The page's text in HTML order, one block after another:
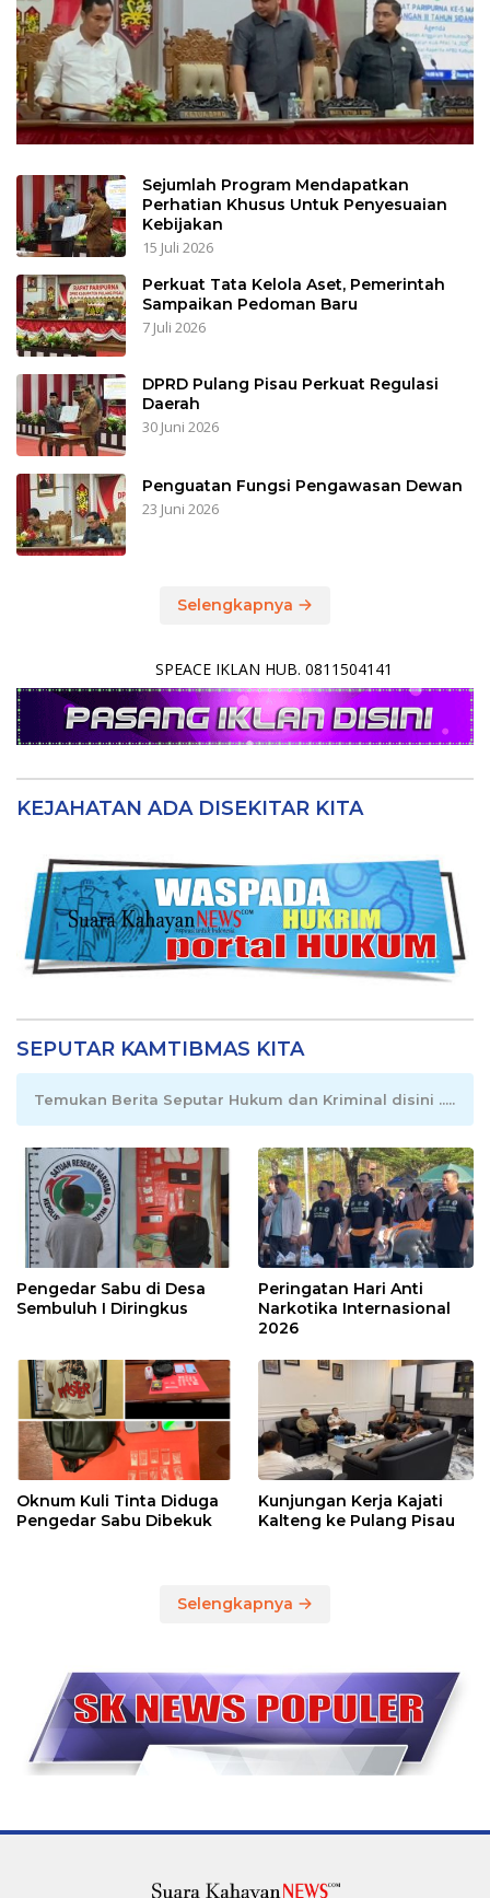
Sejumlah Program Mendapatkan
Perhatian Khusus Untuk Penyesuaian
Kebijakan
15 Juli 2026
Perkuat Tata Kelola Aset, Pemerintah
Sampaikan Pedoman Baru
7 Juli 2026
DPRD Pulang Pisau Perkuat Regulasi
Daerah
30 Juni 2026
Penguatan Fungsi Pengawasan Dewan
23 Juni 2026
Selengkapnya
SPEACE IKLAN HUB. 0811504141
KEJAHATAN ADA DISEKITAR KITA
SEPUTAR KAMTIBMAS KITA
Temukan Berita Seputar Hukum dan Kriminal disini .....
Pengedar Sabu di Desa
Sembuluh I Diringkus
Peringatan Hari Anti
Narkotika Internasional
2026
Oknum Kuli Tinta Diduga
Pengedar Sabu Dibekuk
Kunjungan Kerja Kajati
Kalteng ke Pulang Pisau
Selengkapnya